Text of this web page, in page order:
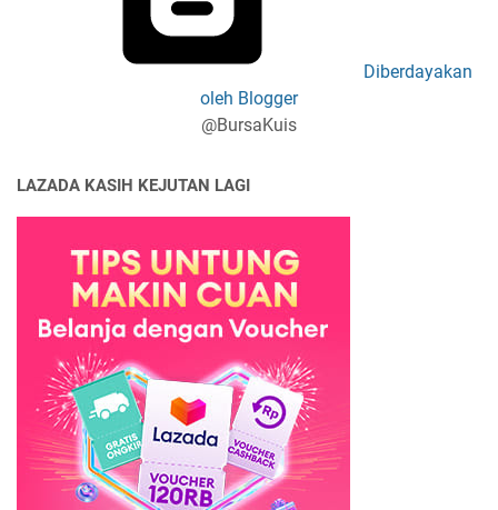
Diberdayakan
oleh Blogger
@BursaKuis
LAZADA KASIH KEJUTAN LAGI